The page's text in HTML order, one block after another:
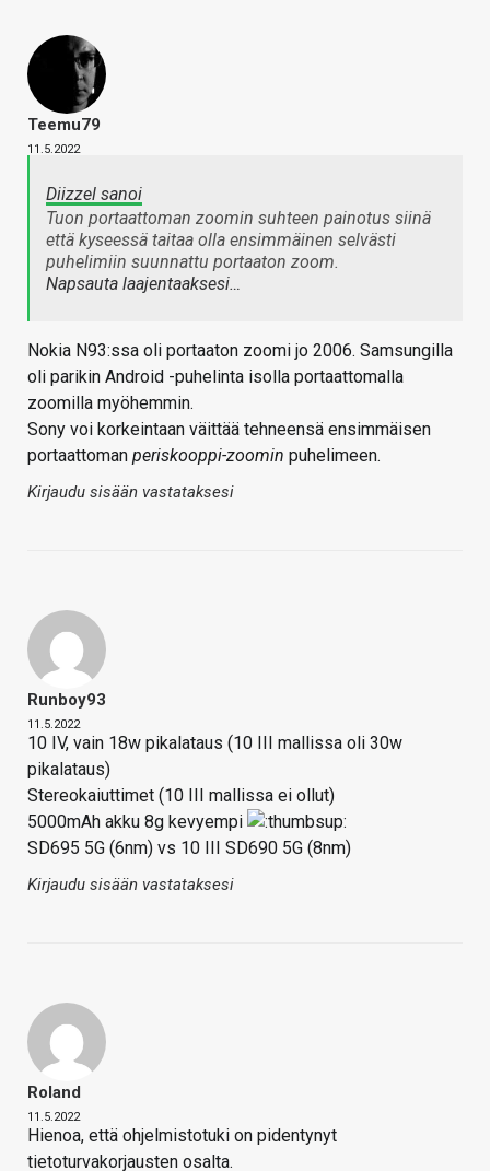
Teemu79
11.5.2022
Diizzel sanoi
Tuon portaattoman zoomin suhteen painotus siinä
että kyseessä taitaa olla ensimmäinen selvästi
puhelimiin suunnattu portaaton zoom.
Napsauta laajentaaksesi…
Nokia N93:ssa oli portaaton zoomi jo 2006. Samsungilla
oli parikin Android -puhelinta isolla portaattomalla
zoomilla myöhemmin.
Sony voi korkeintaan väittää tehneensä ensimmäisen
portaattoman periskooppi-zoomin puhelimeen.
Kirjaudu sisään vastataksesi
Runboy93
11.5.2022
10 IV, vain 18w pikalataus (10 III mallissa oli 30w
pikalataus)
Stereokaiuttimet (10 III mallissa ei ollut)
5000mAh akku 8g kevyempi
SD695 5G (6nm) vs 10 III SD690 5G (8nm)
Kirjaudu sisään vastataksesi
Roland
11.5.2022
Hienoa, että ohjelmistotuki on pidentynyt
tietoturvakorjausten osalta.